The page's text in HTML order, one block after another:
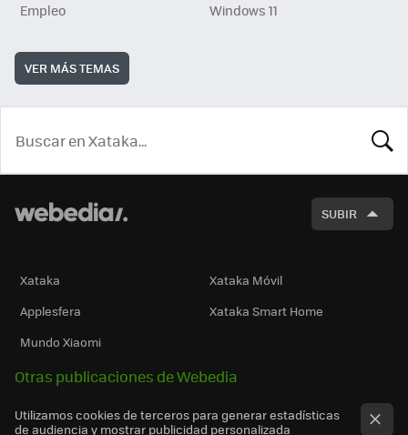
Empleo
Windows 11
VER MÁS TEMAS
SUBIR
Xataka
Xataka Móvil
Applesfera
Xataka Smart Home
Mundo Xiaomi
Otras publicaciones de Webedia
Utilizamos cookies de terceros para generar estadísticas
de audiencia y mostrar publicidad personalizada